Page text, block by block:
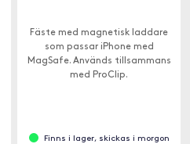
Fäste med magnetisk laddare
som passar iPhone med
MagSafe. Används tillsammans
med ProClip.
Finns i lager, skickas i morgon